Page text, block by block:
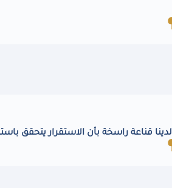
لدينا قناعة راسخة بأن الاستقرار يتحقق